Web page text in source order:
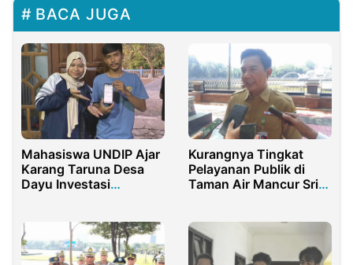
BACA JUGA
Mahasiswa UNDIP Ajar
Karang Taruna Desa
Dayu Investasi
Kurangnya Tingkat
Pelayanan Publik di
Taman Air Mancur Sri